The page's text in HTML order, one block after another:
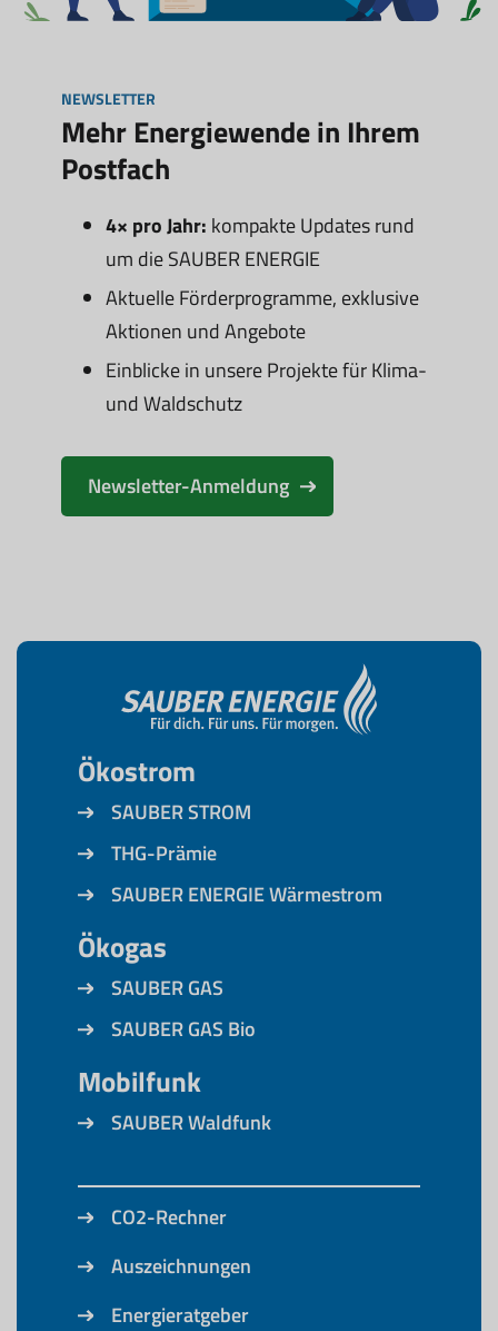
NEWSLETTER
Mehr Energiewende in Ihrem
Postfach
4× pro Jahr: kompakte Updates rund
um die SAUBER ENERGIE
Aktuelle Förderprogramme, exklusive
Aktionen und Angebote
Einblicke in unsere Projekte für Klima-
und Waldschutz
Newsletter-Anmeldung
Ökostrom
SAUBER STROM
THG-Prämie
SAUBER ENERGIE Wärmestrom
Ökogas
SAUBER GAS
SAUBER GAS Bio
Mobilfunk
SAUBER Waldfunk
CO2-Rechner
Auszeichnungen
Energieratgeber